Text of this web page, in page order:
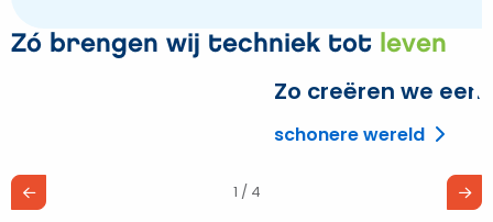
Zó brengen wij techniek tot leven
Zo creëren we een
schonere wereld
1 / 4